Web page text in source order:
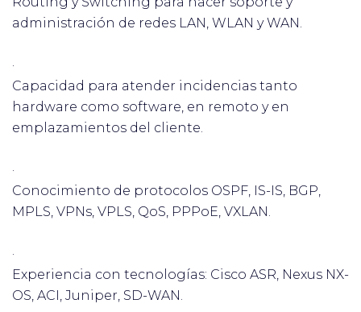
administración de redes LAN, WLAN y WAN.
·
Capacidad para atender incidencias tanto
hardware como software, en remoto y en
emplazamientos del cliente.
·
Conocimiento de protocolos OSPF, IS-IS, BGP,
MPLS, VPNs, VPLS, QoS, PPPoE, VXLAN.
·
Experiencia con tecnologías: Cisco ASR, Nexus NX-
OS, ACI, Juniper, SD-WAN.